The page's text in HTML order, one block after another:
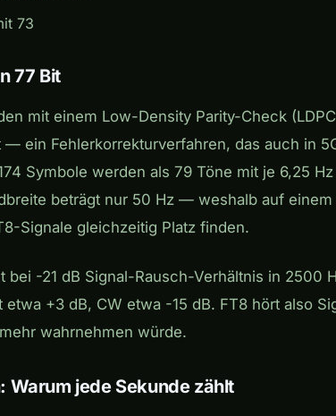
73
77 Bit
mit einem Low-Density Parity-Check
— ein Fehlerkorrekturverfahren, das auch in
Symbole werden als 79 Töne mit je 6,25
beträgt nur 50 Hz — weshalb auf
Signale gleichzeitig Platz finden.
bei -21 dB Signal-Rausch-Verhältnis in 2500
etwa +3 dB, CW etwa -15 dB. FT8 hört also
wahrnehmen würde.
Warum jede Sekunde zählt